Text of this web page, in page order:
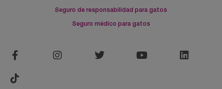
Seguro de responsabilidad para gatos
Seguro médico para gatos